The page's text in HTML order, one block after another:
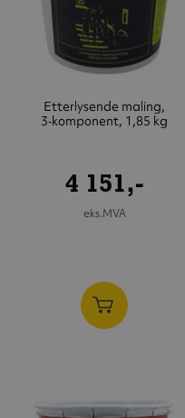
Etterlysende maling,
3‑komponent, 1,85 kg
4 151,-
eks.MVA